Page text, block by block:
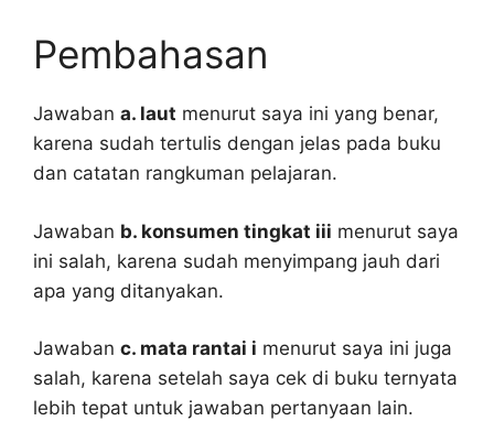
Pembahasan
Jawaban a. laut menurut saya ini yang benar,
karena sudah tertulis dengan jelas pada buku
dan catatan rangkuman pelajaran.
Jawaban b. konsumen tingkat iii menurut saya
ini salah, karena sudah menyimpang jauh dari
apa yang ditanyakan.
Jawaban c. mata rantai i menurut saya ini juga
salah, karena setelah saya cek di buku ternyata
lebih tepat untuk jawaban pertanyaan lain.